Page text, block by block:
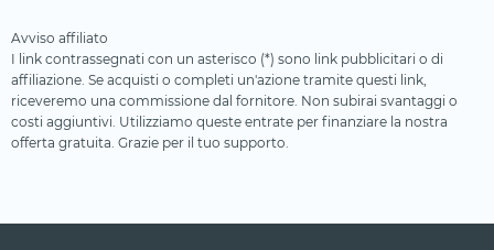
Avviso affiliato
I link contrassegnati con un asterisco (*) sono link pubblicitari o di
affiliazione. Se acquisti o completi un'azione tramite questi link,
riceveremo una commissione dal fornitore. Non subirai svantaggi o
costi aggiuntivi. Utilizziamo queste entrate per finanziare la nostra
offerta gratuita. Grazie per il tuo supporto.